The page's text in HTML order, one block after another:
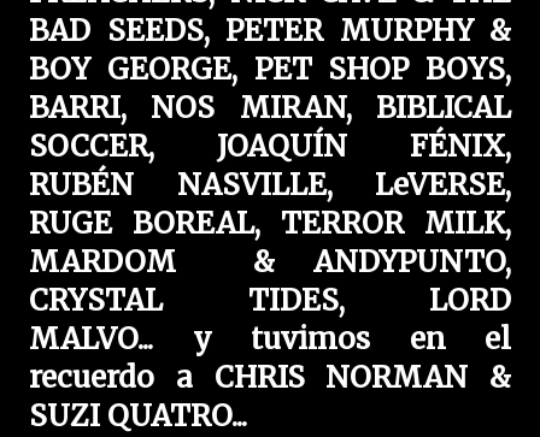
BAD SEEDS, PETER MURPHY &
BOY GEORGE, PET SHOP BOYS,
BARRI, NOS MIRAN, BIBLICAL
SOCCER, JOAQUÍN FÉNIX,
RUBÉN NASVILLE, LeVERSE,
RUGE BOREAL, TERROR MILK,
MARDOM & ANDYPUNTO,
CRYSTAL TIDES, LORD
MALVO... y tuvimos en el
recuerdo a CHRIS NORMAN &
SUZI QUATRO...